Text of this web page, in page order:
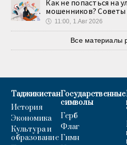
Как не попасться на
мошенников? Советы
🕔 11:00, 1.Авг 2026
Все материалы
Таджикистан
История
Экономика
Культура и
образование
Государственные
символы
Герб
Флаг
Гимн